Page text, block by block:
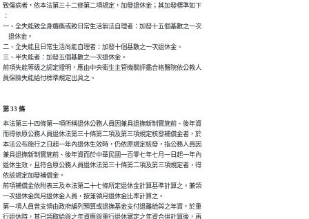
致傷病者，依本法第三十二條第二項規定，加發退休金；其加發標準如下
：
一、全失能致全身癱瘓或致日常生活無法自理者：加發十五個基數之一次
    退休金。
二、全失能且日常生活尚能自理者：加發十個基數之一次退休金。
三、半失能者：加發五個基數之一次退休金。
前項失能等級之認定證明，應由中央衛生主管機關評鑑合格醫院依公教人
員保險失能給付標準規定出具之。
第 33 條
本法第三十四條第一項所稱退休公務人員因兼具退撫新制實施前、後年資
而得依原公務人員退休法第三十條第二項及第三項規定核發補償金者，於
本法公布施行之日起一年內退休生效時，仍依原規定核發，指公務人員因
兼具退撫新制實施前、後年資而於中華民國一百零七年七月一日起一年內
退休生效，且符合原公務人員退休法第三十條第二項及第三項規定者，得
依該規定加發補償金。
前項補償金依附表三及本法第二十七條所定退休金計算基準計算之。兼領
一次退休金與月退休金人員，按兼領月退休金比率計算之。
第一項人員曾支領由政府編列預算或退撫基金支付退離給與之年資，於重
行退休時，其已領取給與之年資應與重行退休審定之年資合併計算後，再